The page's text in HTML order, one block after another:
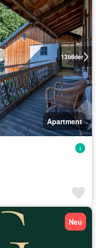
13bilder
Apartment
Neu